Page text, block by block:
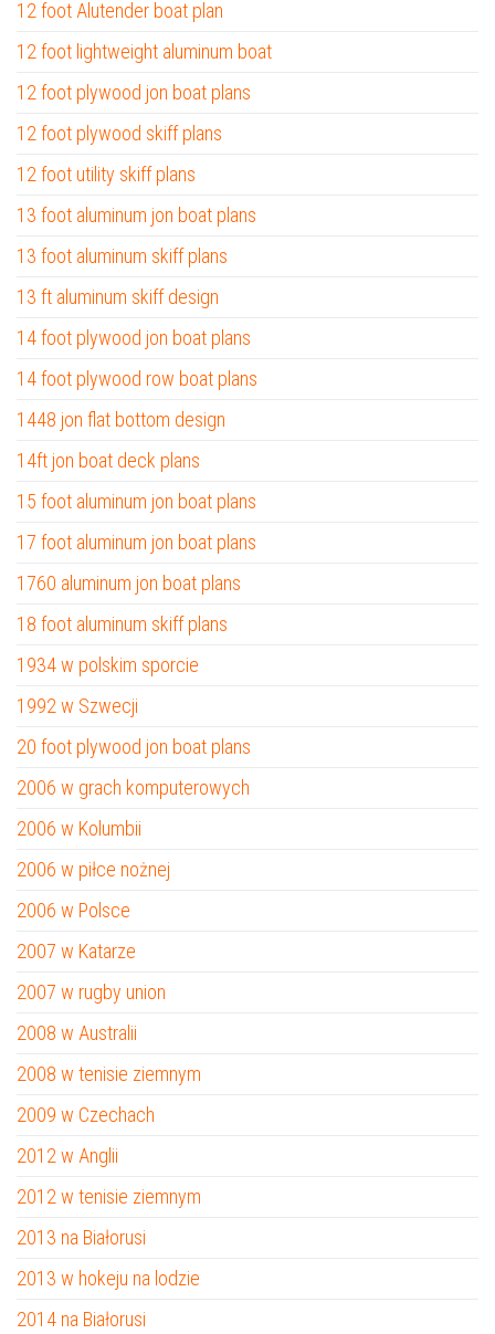
12 foot Alutender boat plan
12 foot lightweight aluminum boat
12 foot plywood jon boat plans
12 foot plywood skiff plans
12 foot utility skiff plans
13 foot aluminum jon boat plans
13 foot aluminum skiff plans
13 ft aluminum skiff design
14 foot plywood jon boat plans
14 foot plywood row boat plans
1448 jon flat bottom design
14ft jon boat deck plans
15 foot aluminum jon boat plans
17 foot aluminum jon boat plans
1760 aluminum jon boat plans
18 foot aluminum skiff plans
1934 w polskim sporcie
1992 w Szwecji
20 foot plywood jon boat plans
2006 w grach komputerowych
2006 w Kolumbii
2006 w piłce nożnej
2006 w Polsce
2007 w Katarze
2007 w rugby union
2008 w Australii
2008 w tenisie ziemnym
2009 w Czechach
2012 w Anglii
2012 w tenisie ziemnym
2013 na Białorusi
2013 w hokeju na lodzie
2014 na Białorusi